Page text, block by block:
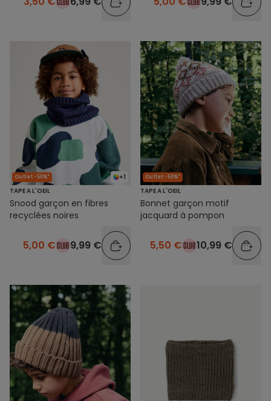
+1
Outlet -50%*
TAPE A L'OEIL
Snood garçon en fibres
recyclées noires
5,00 € 9,99 €
Outlet -50%*
TAPE A L'OEIL
Bonnet garçon motif
jacquard à pompon
5,50 € 10,99 €